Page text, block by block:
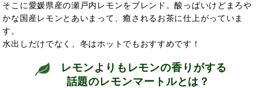
そこに愛媛県産の瀬戸内レモンをブレンド。酸っぱいけどまろや
かな国産レモンとあいまって、癒されるお茶に仕上がっていま
す。
水出しだけでなく、冬はホットでもおすすめです！
レモンよりもレモンの香りがする
話題のレモンマートルとは？